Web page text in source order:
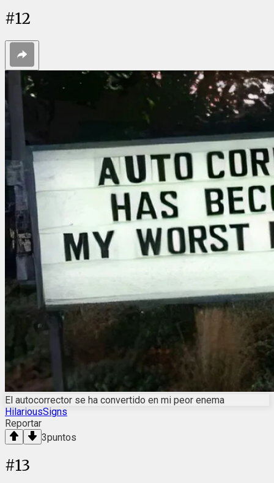
#12
El autocorrector se ha convertido en mi peor enema
HilariousSigns
Reportar
3puntos
#13